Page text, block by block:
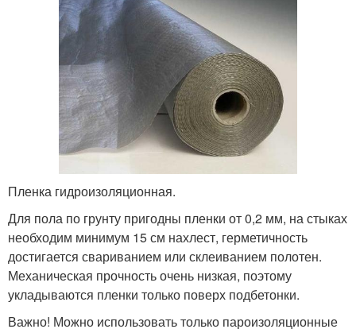
Пленка гидроизоляционная.
Для пола по грунту пригодны пленки от 0,2 мм, на стыках
необходим минимум 15 см нахлест, герметичность
достигается свариванием или склеиванием полотен.
Механическая прочность очень низкая, поэтому
укладываются пленки только поверх подбетонки.
Важно! Можно использовать только пароизоляционные